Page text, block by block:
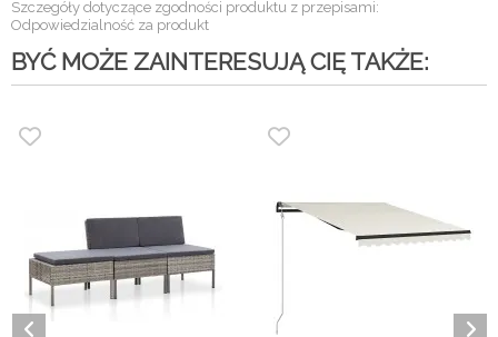
Szczegóły dotyczące zgodności produktu z przepisami:
Odpowiedzialność za produkt
BYĆ MOŻE ZAINTERESUJĄ CIĘ TAKŻE: